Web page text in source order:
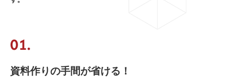
03-6659-5220
01.
資料作りの手間が省ける！